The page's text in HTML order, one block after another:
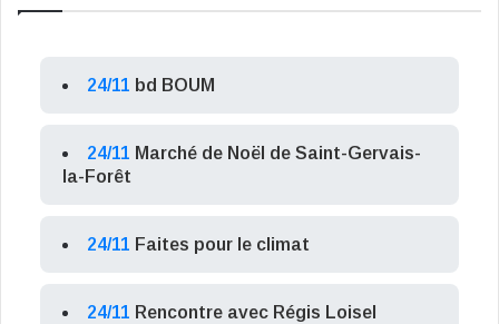
24/11 bd BOUM
24/11 Marché de Noël de Saint-Gervais-
la-Forêt
24/11 Faites pour le climat
24/11 Rencontre avec Régis Loisel